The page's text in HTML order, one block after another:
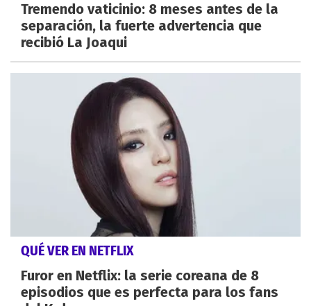
Tremendo vaticinio: 8 meses antes de la
separación, la fuerte advertencia que
recibió La Joaqui
QUÉ VER EN NETFLIX
Furor en Netflix: la serie coreana de 8
episodios que es perfecta para los fans